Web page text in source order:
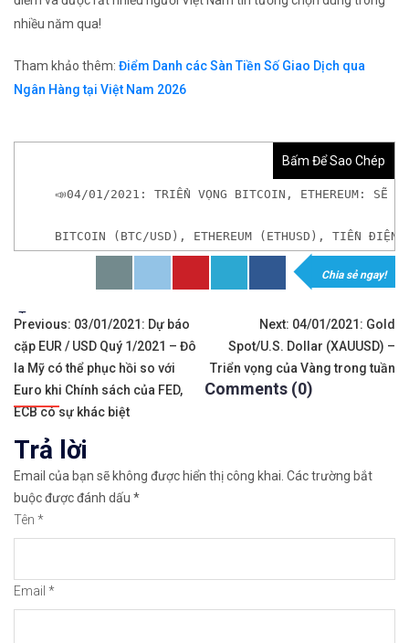
nhiều năm qua!
Tham khảo thêm: Điểm Danh các Sàn Tiền Số Giao Dịch qua
Ngân Hàng tại Việt Nam 2026
Bấm Để Sao Chép
📣04/01/2021: TRIỂN VỌNG BITCOIN, ETHEREUM: SẼ
BITCOIN (BTC/USD), ETHEREUM (ETHUSD),
𝘟𝘦𝘮 𝘤𝘩𝘪 𝘵𝘪ế𝘵: https://chungkhoanforex.com/04-
✨🏆𝐀𝐧 𝐭â𝐦 𝐦ở 𝐭à𝐢 𝐤𝐡𝐨ả𝐧 𝐠𝐢𝐚𝐨 𝐝ị𝐜𝐡 𝐁𝐢𝐭𝐜𝐨𝐢𝐧 𝐯à 𝐧𝐡𝐢ề𝐮 𝐥𝐨ạ𝐢
👉𝘔ở 𝘵à𝘪 𝘬𝘩𝘰ả𝘯 𝘵𝘳ê𝘯 𝘴à𝘯 𝘉𝘪𝘯𝘢𝘯𝘤𝘦 𝘯ổ𝘪 𝘵𝘪ế𝘯𝘨:
✅Xem cách mở tài khoản trên sàn Binance được
✅Xem hướng dẫn cách giao dịch Mua – Bán
👉𝘔ở 𝘵à𝘪 𝘬𝘩𝘰ả𝘯 𝘵𝘳ê𝘯 𝘴à𝘯 𝘙𝘦𝘮𝘪𝘵𝘢𝘯𝘰 𝘯ổ𝘪 𝘵𝘪ế𝘯𝘨:
𝘟𝘦𝘮 𝘤𝘩𝘪 𝘵𝘪ế𝘵: https://chungkhoanforex.com/04-
Chia sẻ ngay!
Tags:
Điều
hướng
bài
viết
Previous: 03/01/2021: Dự báo
cặp EUR / USD Quý 1/2021 – Đô
la Mỹ có thể phục hồi so với
Euro khi Chính sách của FED,
ECB có sự khác biệt
Next: 04/01/2021: Gold
Spot/U.S. Dollar (XAUUSD) –
Triển vọng của Vàng trong tuần
Comments (0)
Trả lời
Email của bạn sẽ không được hiển thị công khai. Các trường bắt
buộc được đánh dấu *
Tên *
Email *